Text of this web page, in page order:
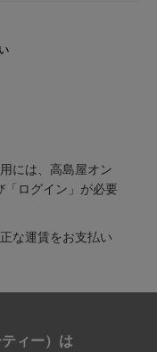
には、高島屋オン
「ログイン」が必要
な運賃をお支払い
ィー）は